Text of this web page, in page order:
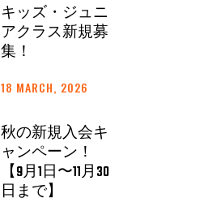
キッズ・ジュニ
アクラス新規募
集！
18 MARCH, 2026
秋の新規入会キ
ャンペーン！
【9月1日〜11月30
日まで】